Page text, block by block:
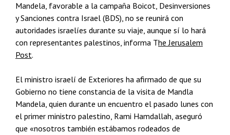
Mandela, favorable a la campaña Boicot, Desinversiones
y Sanciones contra Israel (BDS), no se reunirá con
autoridades israelíes durante su viaje, aunque sí lo hará
con representantes palestinos, informa The Jerusalem
Post.
El ministro israelí de Exteriores ha afirmado de que su
Gobierno no tiene constancia de la visita de Mandla
Mandela, quien durante un encuentro el pasado lunes con
el primer ministro palestino, Rami Hamdallah, aseguró
que «nosotros también estábamos rodeados de